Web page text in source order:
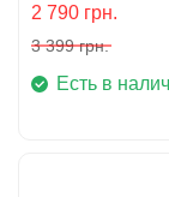
2 790 грн.
3 399 грн.
Есть в